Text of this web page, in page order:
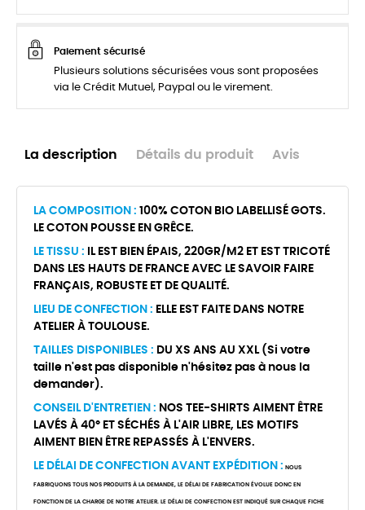
Paiement sécurisé
Plusieurs solutions sécurisées vous sont proposées
via le Crédit Mutuel, Paypal ou le virement.
La description Détails du produit Avis
LA COMPOSITION : 100% COTON BIO LABELLISÉ GOTS.
LE COTON POUSSE EN GRÊCE.
LE TISSU : IL EST BIEN ÉPAIS, 220GR/M2 ET EST TRICOTÉ
DANS LES HAUTS DE FRANCE AVEC LE SAVOIR FAIRE
FRANÇAIS, ROBUSTE ET DE QUALITÉ.
LIEU DE CONFECTION : ELLE EST FAITE DANS NOTRE
ATELIER À TOULOUSE.
TAILLES DISPONIBLES : DU XS ANS AU XXL (Si votre
taille n'est pas disponible n'hésitez pas à nous la
demander).
CONSEIL D'ENTRETIEN : NOS TEE-SHIRTS AIMENT ÊTRE
LAVÉS À 40° ET SÉCHÉS À L'AIR LIBRE, LES MOTIFS
AIMENT BIEN ÊTRE REPASSÉS À L'ENVERS.
LE DÉLAI DE CONFECTION AVANT EXPÉDITION : NOUS
FABRIQUONS TOUS NOS PRODUITS À LA DEMANDE, LE DÉLAI DE FABRICATION ÉVOLUE DONC EN
FONCTION DE LA CHARGE DE NOTRE ATELIER. LE DÉLAI DE CONFECTION EST INDIQUÉ SUR CHAQUE FICHE